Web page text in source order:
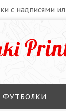
с надписями
ФУТБОЛКИ